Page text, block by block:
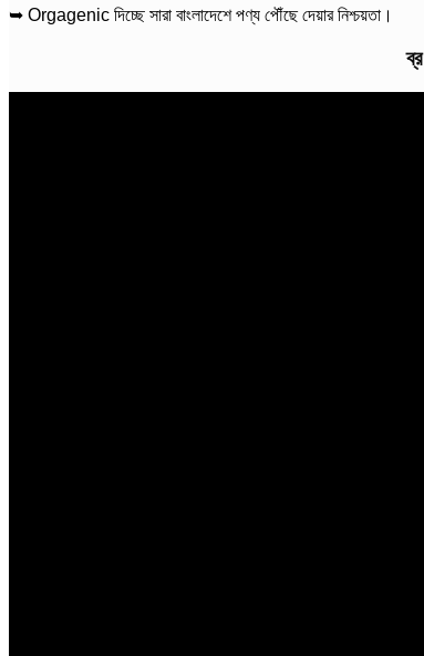
➥ Orgagenic দিচ্ছে সারা বাংলাদেশে পণ্য পৌঁছে দেয়ার নিশ্চয়তা।